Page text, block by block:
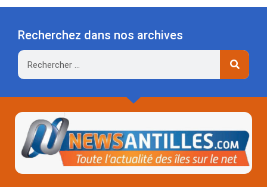
Recherchez dans nos archives
Rechercher